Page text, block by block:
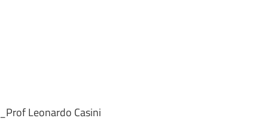
_Prof Leonardo Casini